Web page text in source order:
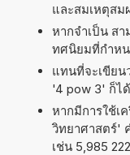
และสมเหตุสม
หากจำเป็น ส
ทศนิยมที่กำห
แทนที่จะเขีย
'4 pow 3' ก็ได้
หากมีการใช้เ
วิทยาศาสตร์'
เช่น 5,985